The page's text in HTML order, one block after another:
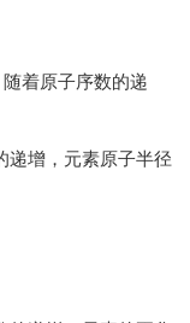
着原子序数的递
增，元素原子半径